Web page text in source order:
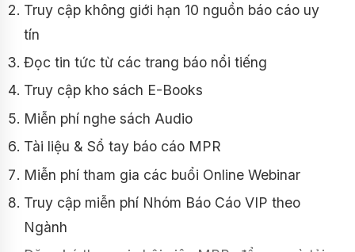
Truy cập không giới hạn 10 nguồn báo cáo uy
tín
Đọc tin tức từ các trang báo nổi tiếng
Truy cập kho sách E-Books
Miễn phí nghe sách Audio
Tài liệu & Sổ tay báo cáo MPR
Miễn phí tham gia các buổi Online Webinar
Truy cập miễn phí Nhóm Báo Cáo VIP theo
Ngành